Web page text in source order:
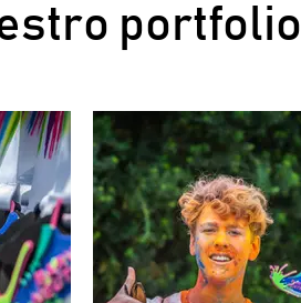
portfolio